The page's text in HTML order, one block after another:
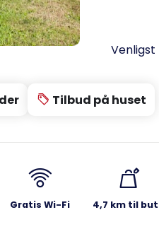
Venligst
Tilbud på huset
Gratis Wi-Fi 4,7 km til